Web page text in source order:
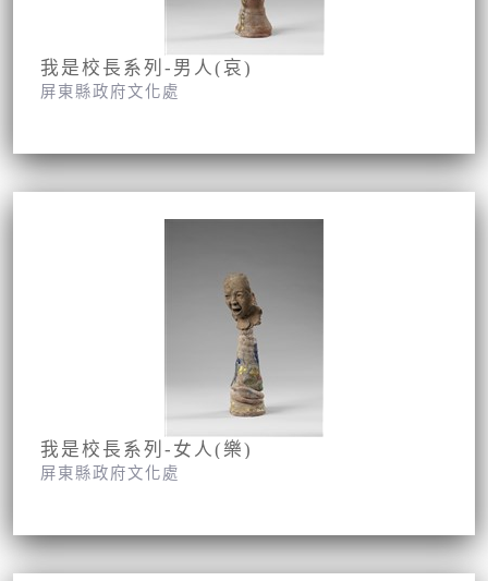
我是校長系列-男人(哀)
屏東縣政府文化處
我是校長系列-女人(樂)
屏東縣政府文化處